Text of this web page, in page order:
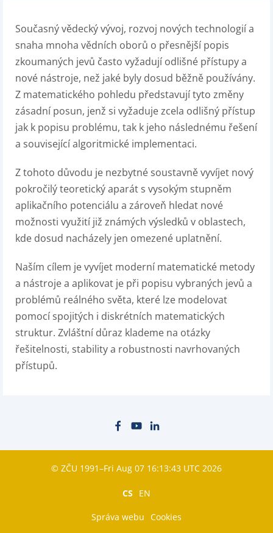
Současný vědecký vývoj, rozvoj nových technologií a
snaha mnoha vědních oborů o přesnější popis
zkoumaných jevů často vyžadují odlišné přístupy a
nové nástroje, než jaké byly dosud běžně používány.
Z matematického pohledu představují tyto změny
zásadní posun, jenž si vyžaduje zcela odlišný přístup
jak k popisu problému, tak k jeho následnému řešení
a související algoritmické implementaci.
Z tohoto důvodu je nezbytné soustavně vyvíjet nový
pokročilý teoretický aparát s vysokým stupněm
aplikačního potenciálu a zároveň hledat nové
možnosti využití již známých výsledků v oblastech,
kde dosud nacházely jen omezené uplatnění.
Naším cílem je vyvíjet moderní matematické metody
a nástroje a aplikovat je při popisu vybraných jevů a
problémů reálného světa, které lze modelovat
pomocí spojitých i diskrétních matematických
struktur. Zvláštní důraz klademe na otázky
řešitelnosti, stability a robustnosti navrhovaných
přístupů.
© ZČU 1991–Fri Aug 07 16:13:43 UTC 2026
CS EN
Správa webu Cookies